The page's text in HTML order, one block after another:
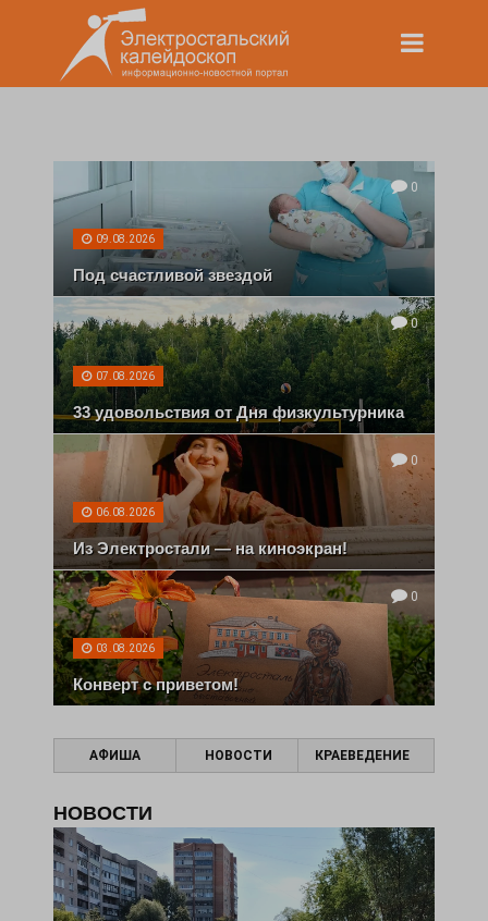
0
09.08.2026
Под счастливой звездой
0
07.08.2026
33 удовольствия от Дня физкультурника
0
06.08.2026
Из Электростали — на киноэкран!
0
03.08.2026
Конверт с приветом!
АФИША НОВОСТИ КРАЕВЕДЕНИЕ
НОВОСТИ